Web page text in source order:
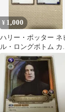
¥ 1,000
ハリー・ポッター ネ
ル・ロングボトム カ
ド 2枚セット